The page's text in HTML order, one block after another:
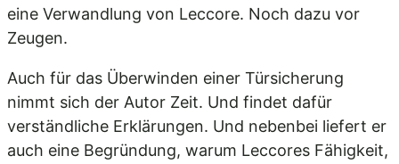
eine Verwandlung von Leccore. Noch dazu vor
Zeugen.
Auch für das Überwinden einer Türsicherung
nimmt sich der Autor Zeit. Und findet dafür
verständliche Erklärungen. Und nebenbei liefert er
auch eine Begründung, warum Leccores Fähigkeit,